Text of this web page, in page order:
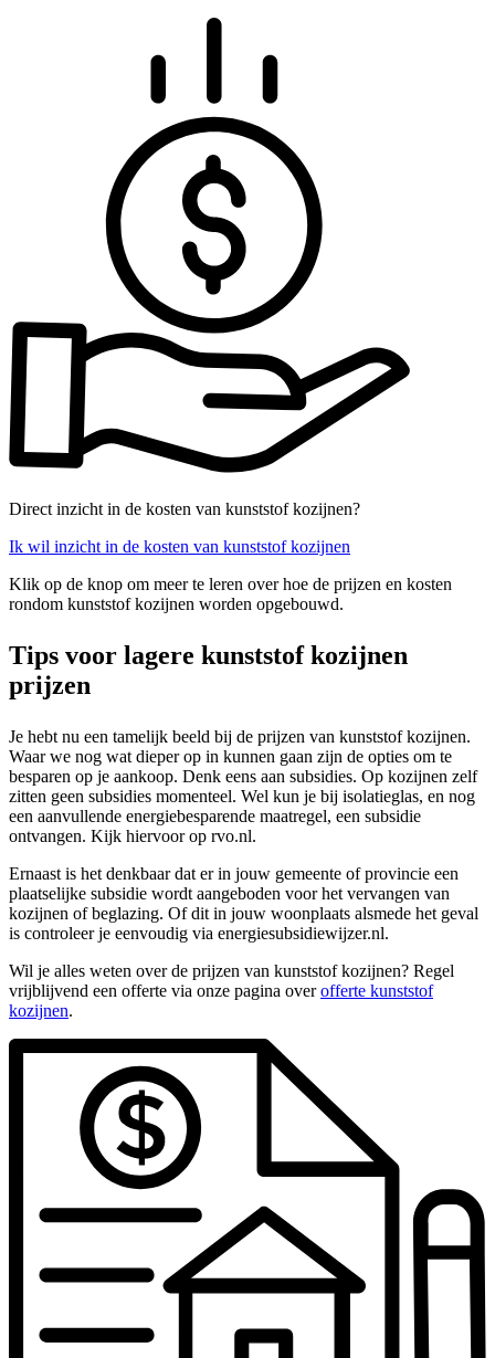
Direct inzicht in de kosten van kunststof kozijnen?
Ik wil inzicht in de kosten van kunststof kozijnen
Klik op de knop om meer te leren over hoe de prijzen en kosten
rondom kunststof kozijnen worden opgebouwd.
Tips voor lagere kunststof kozijnen
prijzen
Je hebt nu een tamelijk beeld bij de prijzen van kunststof kozijnen.
Waar we nog wat dieper op in kunnen gaan zijn de opties om te
besparen op je aankoop. Denk eens aan subsidies. Op kozijnen zelf
zitten geen subsidies momenteel. Wel kun je bij isolatieglas, en nog
een aanvullende energiebesparende maatregel, een subsidie
ontvangen. Kijk hiervoor op rvo.nl.
Ernaast is het denkbaar dat er in jouw gemeente of provincie een
plaatselijke subsidie wordt aangeboden voor het vervangen van
kozijnen of beglazing. Of dit in jouw woonplaats alsmede het geval
is controleer je eenvoudig via energiesubsidiewijzer.nl.
Wil je alles weten over de prijzen van kunststof kozijnen? Regel
vrijblijvend een offerte via onze pagina overofferte kunststof
kozijnen.